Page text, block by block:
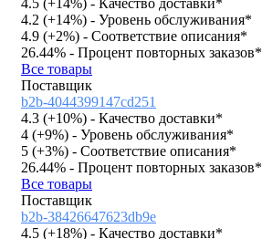
4.2 (+14%) - Уровень обслуживания*
4.9 (+2%) - Соответствие описания*
26.44% - Процент повторных заказов*
Все товары
Поставщик
b2b-4044399147cd251
4.3 (+10%) - Качество доставки*
4 (+9%) - Уровень обслуживания*
5 (+3%) - Соответствие описания*
26.44% - Процент повторных заказов*
Все товары
Поставщик
b2b-38426647623db9e
4.5 (+18%) - Качество доставки*